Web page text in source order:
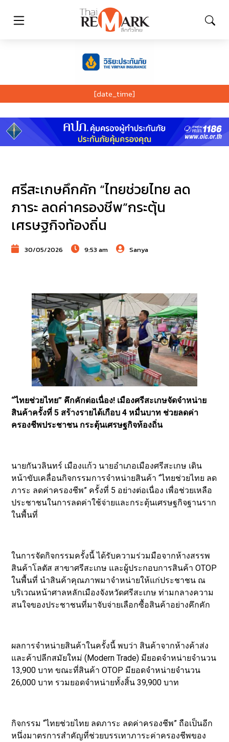
[date_time]
ศรีสะเกษคึกคัก “ไทยช่วยไทย ลด
ภาระ ลดค่าครองชีพ”กระตุ้น
เศรษฐกิจท้องถิ่น
30/05/2026 9:53 am Sanya
“ไทยช่วยไทย” คึกคักต่อเนื่อง! เมืองศรีสะเกษจัดจำหน่าย
สินค้าครั้งที่ 5 สร้างรายได้เกือบ 4 หมื่นบาท ช่วยลดค่า
ครองชีพประชาชน กระตุ้นเศรษฐกิจท้องถิ่น
นายกันวลินทร์ เมืองแก้ว นายอำเภอเมืองศรีสะเกษ เดิน
หน้าขับเคลื่อนกิจกรรมการจำหน่ายสินค้า “ไทยช่วยไทย ลด
ภาระ ลดค่าครองชีพ” ครั้งที่ 5 อย่างต่อเนื่อง เพื่อช่วยเหลือ
ประชาชนในการลดค่าใช้จ่ายและกระตุ้นเศรษฐกิจฐานราก
ในพื้นที่
ในการจัดกิจกรรมครั้งนี้ ได้รับความร่วมมือจากห้างสรรพ
สินค้าโลตัส สาขาศรีสะเกษ และผู้ประกอบการสินค้า OTOP
ในพื้นที่ นำสินค้าคุณภาพมาจำหน่ายให้แก่ประชาชน ณ
บริเวณหน้าศาลหลักเมืองจังหวัดศรีสะเกษ ท่ามกลางความ
สนใจของประชาชนที่มาจับจ่ายเลือกซื้อสินค้าอย่างคึกคัก
ผลการจำหน่ายสินค้าในครั้งนี้ พบว่า สินค้าจากห้างค้าส่ง
และค้าปลีกสมัยใหม่ (Modern Trade) มียอดจำหน่ายจำนวน
13,900 บาท ขณะที่สินค้า OTOP มียอดจำหน่ายจำนวน
26,000 บาท รวมยอดจำหน่ายทั้งสิ้น 39,900 บาท
กิจกรรม “ไทยช่วยไทย ลดภาระ ลดค่าครองชีพ” ถือเป็นอีก
หนึ่งมาตรการสำคัญที่ช่วยบรรเทาภาระค่าครองชีพของ